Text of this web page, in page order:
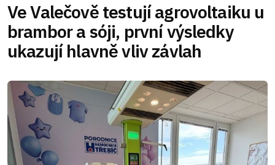
Ve Valečově testují agrovoltaiku u
brambor a sóji, první výsledky
ukazují hlavně vliv závlah